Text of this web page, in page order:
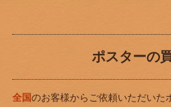
ポスターの
全国のお客様からご依頼いただいた